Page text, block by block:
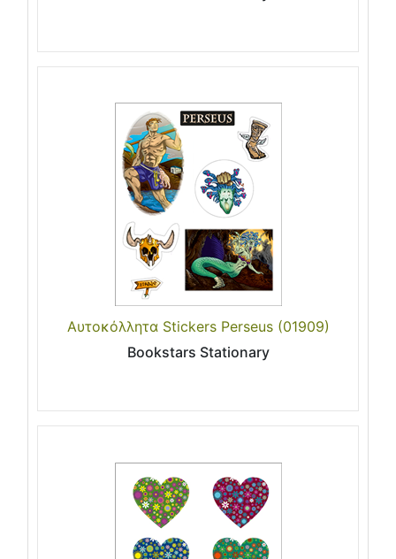
Αυτοκόλλητα Stickers Perseus (01909)
Bookstars Stationary